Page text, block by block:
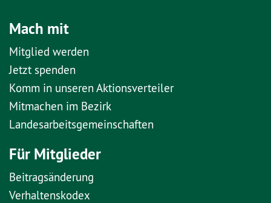
Mach mit
Mitglied werden
Jetzt spenden
Komm in unseren Aktionsverteiler
Mitmachen im Bezirk
Landesarbeitsgemeinschaften
Für Mitglieder
Beitragsänderung
Verhaltenskodex